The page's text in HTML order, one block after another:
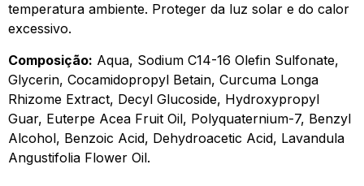
temperatura ambiente. Proteger da luz solar e do calor
excessivo.
Composição: Aqua, Sodium C14-16 Olefin Sulfonate,
Glycerin, Cocamidopropyl Betain, Curcuma Longa
Rhizome Extract, Decyl Glucoside, Hydroxypropyl
Guar, Euterpe Acea Fruit Oil, Polyquaternium-7, Benzyl
Alcohol, Benzoic Acid, Dehydroacetic Acid, Lavandula
Angustifolia Flower Oil.